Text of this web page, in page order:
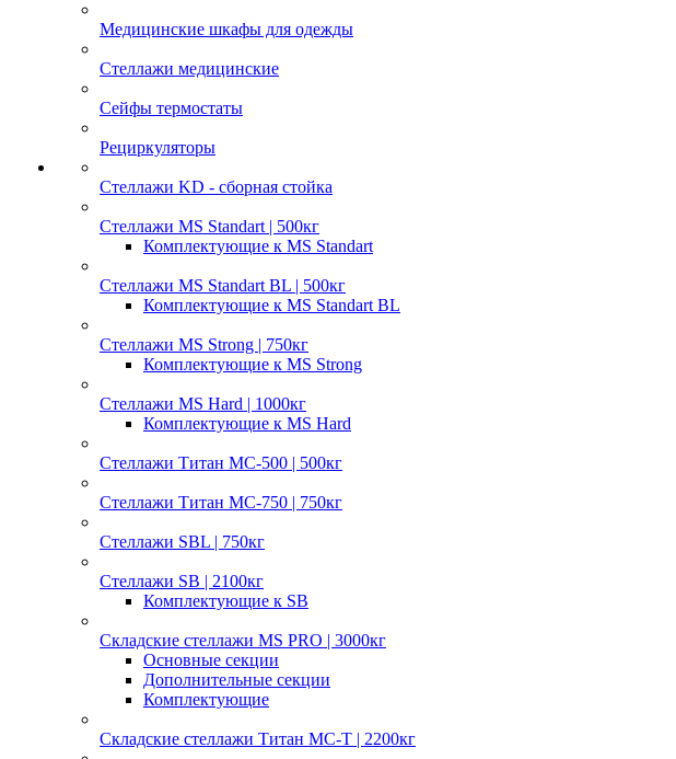
Медицинские шкафы для одежды
Стеллажи медицинские
Сейфы термостаты
Рециркуляторы
Стеллажи KD - сборная стойка
Стеллажи MS Standart | 500кг
Комплектующие к MS Standart
Стеллажи MS Standart BL | 500кг
Комплектующие к MS Standart BL
Стеллажи MS Strong | 750кг
Комплектующие к MS Strong
Стеллажи MS Hard | 1000кг
Комплектующие к MS Hard
Стеллажи Титан МС-500 | 500кг
Стеллажи Титан МС-750 | 750кг
Стеллажи SBL | 750кг
Стеллажи SB | 2100кг
Комплектующие к SB
Складские стеллажи MS PRO | 3000кг
Основные секции
Дополнительные секции
Комплектующие
Складские стеллажи Титан МС-Т | 2200кг